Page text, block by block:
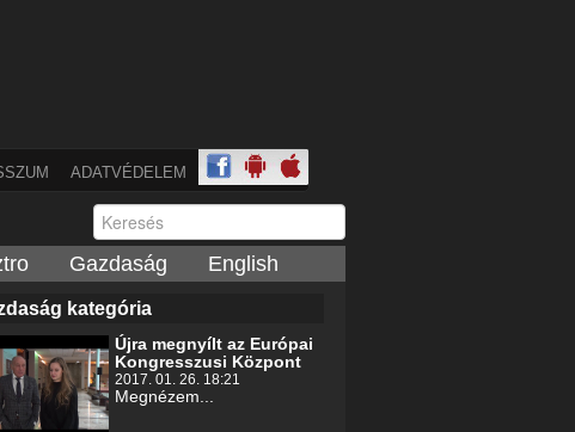
ADATVÉDELEM
Gazdaság English
kategória
Újra megnyílt az Európai
Kongresszusi Központ
2017. 01. 26. 18:21
Megnézem...